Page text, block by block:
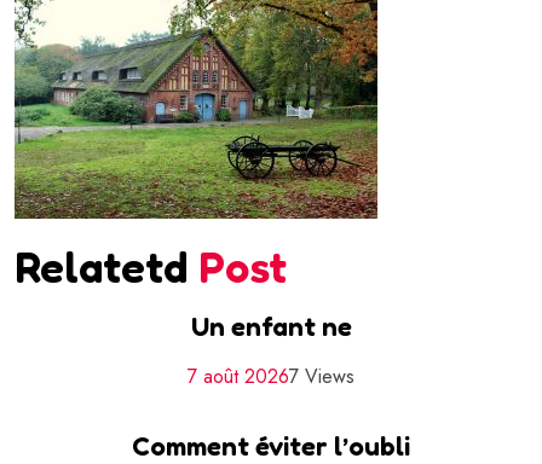
Relatetd Post
Un enfant ne
7 août 20267 Views
Comment éviter l’oubli